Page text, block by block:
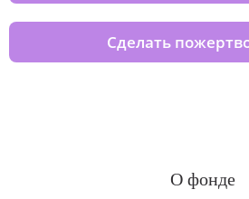
Сделать
О фонде